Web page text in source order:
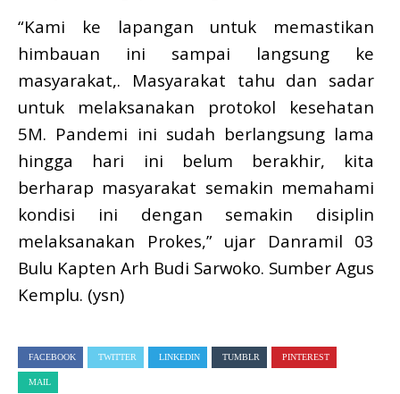
“Kami ke lapangan untuk memastikan
himbauan ini sampai langsung ke
masyarakat,. Masyarakat tahu dan sadar
untuk melaksanakan protokol kesehatan
5M. Pandemi ini sudah berlangsung lama
hingga hari ini belum berakhir, kita
berharap masyarakat semakin memahami
kondisi ini dengan semakin disiplin
melaksanakan Prokes,” ujar Danramil 03
Bulu Kapten Arh Budi Sarwoko. Sumber Agus
Kemplu. (ysn)
FACEBOOK TWITTER LINKEDIN TUMBLR PINTEREST
MAIL